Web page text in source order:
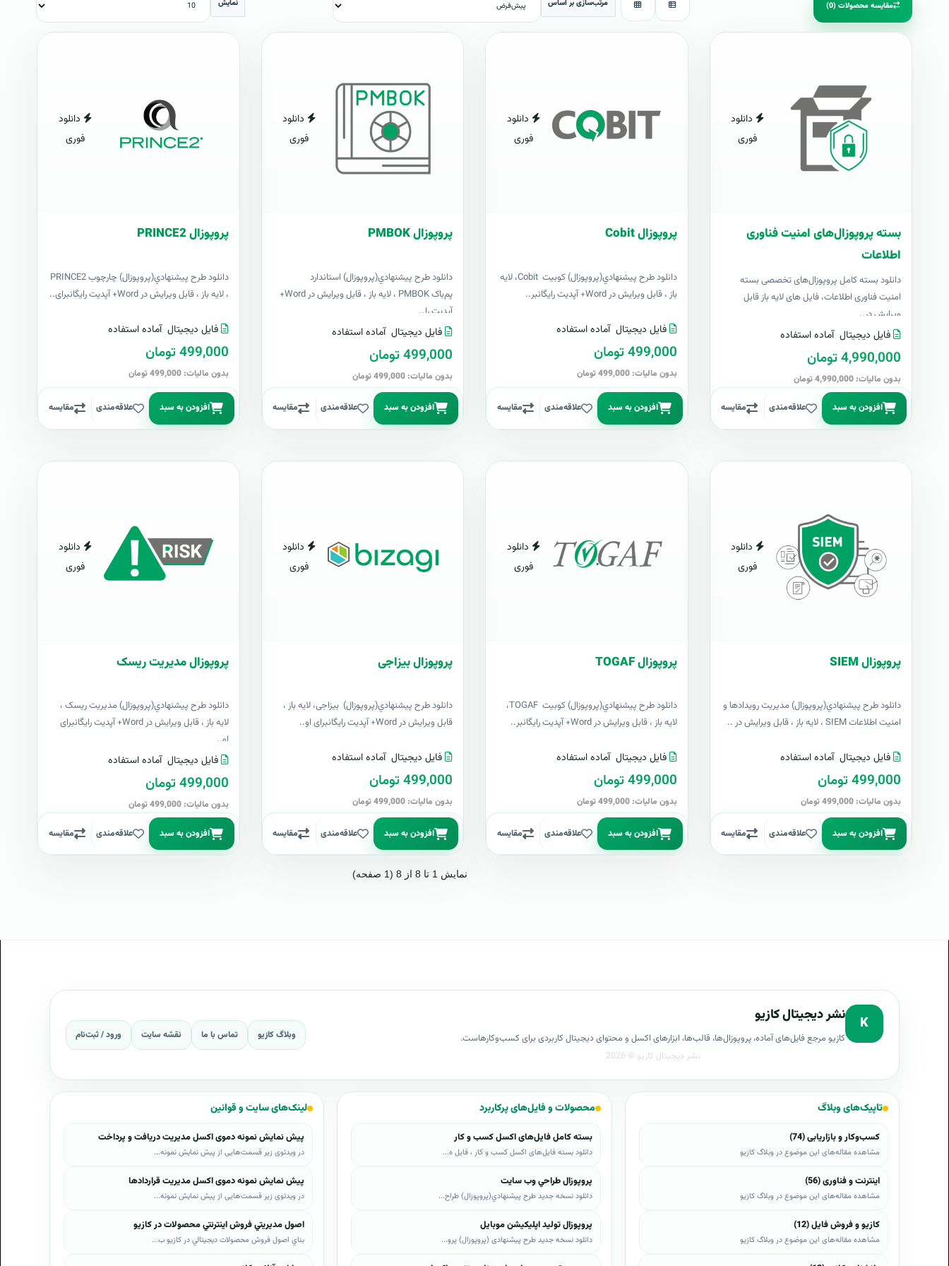
مقایسه محصولات (0) مرتب‌سازی بر اساس نمایش
دانلود
فوری
بسته پروپوزال‌های امنیت فناوری
اطلاعات
دانلود بسته کامل پروپوزال‌های تخصصی بسته
امنیت فناوری اطلاعات، فایل های لایه باز قابل
ویرایش در..
فایل دیجیتال آماده استفاده
4,990,000 تومان
بدون مالیات: 4,990,000 تومان
افزودن به سبد علاقه‌مندی مقایسه
دانلود
فوری
پروپوزال Cobit
دانلود طرح پيشنهادي(پروپوزال) کوبیت Cobit، لایه
باز ، قابل ویرایش در Word+ آپدیت رایگانبر..
فایل دیجیتال آماده استفاده
499,000 تومان
بدون مالیات: 499,000 تومان
افزودن به سبد علاقه‌مندی مقایسه
دانلود
فوری
پروپوزال PMBOK
دانلود طرح پيشنهادي(پروپوزال) استاندارد
پم‌باک PMBOK ، لایه باز ، قابل ویرایش در Word+
آپدیت را..
فایل دیجیتال آماده استفاده
499,000 تومان
بدون مالیات: 499,000 تومان
افزودن به سبد علاقه‌مندی مقایسه
دانلود
فوری
پروپوزال PRINCE2
دانلود طرح پيشنهادي(پروپوزال) چارچوب PRINCE2
، لایه باز ، قابل ویرایش در Word+ آپدیت رایگانبرای..
فایل دیجیتال آماده استفاده
499,000 تومان
بدون مالیات: 499,000 تومان
افزودن به سبد علاقه‌مندی مقایسه
دانلود
فوری
پروپوزال SIEM
دانلود طرح پيشنهادي(پروپوزال) مدیریت رویدادها و
امنیت اطلاعات SIEM ، لایه باز ، قابل ویرایش در ..
فایل دیجیتال آماده استفاده
499,000 تومان
بدون مالیات: 499,000 تومان
افزودن به سبد علاقه‌مندی مقایسه
دانلود
فوری
پروپوزال TOGAF
دانلود طرح پيشنهادي(پروپوزال) کوبیت TOGAF،
لایه باز ، قابل ویرایش در Word+ آپدیت رایگانبر..
فایل دیجیتال آماده استفاده
499,000 تومان
بدون مالیات: 499,000 تومان
افزودن به سبد علاقه‌مندی مقایسه
دانلود
فوری
پروپوزال بیزاجی
دانلود طرح پيشنهادي(پروپوزال) بیزاجی، لایه باز ،
قابل ویرایش در Word+ آپدیت رایگانبرای او..
فایل دیجیتال آماده استفاده
499,000 تومان
بدون مالیات: 499,000 تومان
افزودن به سبد علاقه‌مندی مقایسه
دانلود
فوری
پروپوزال مدیریت ریسک
دانلود طرح پيشنهادي(پروپوزال) مدیریت ریسک ،
لایه باز ، قابل ویرایش در Word+ آپدیت رایگانبرای
او..
فایل دیجیتال آماده استفاده
499,000 تومان
بدون مالیات: 499,000 تومان
افزودن به سبد علاقه‌مندی مقایسه
نمایش 1 تا 8 از 8 (1 صفحه)
K نشر دیجیتال کازیو
کازیو مرجع فایل‌های آماده، پروپوزال‌ها، قالب‌ها، ابزارهای اکسل و محتوای دیجیتال کاربردی برای کسب‌وکارهاست. وبلاگ کازیو تماس با ما نقشه سایت ورود / ثبت‌نام
تاپیک‌های وبلاگ
کسب‌وکار و بازاریابی (74)
مشاهده مقاله‌های این موضوع در وبلاگ کازیو
اینترنت و فناوری (56)
مشاهده مقاله‌های این موضوع در وبلاگ کازیو
کازیو و فروش فایل (12)
مشاهده مقاله‌های این موضوع در وبلاگ کازیو
محصولات و فایل‌های پرکاربرد
بسته کامل فایل‌های اکسل کسب و کار
دانلود بسته فایل‌های اکسل کسب و کار ، فایل ه...
پروپوزال طراحي وب سايت
دانلود نسخه جدید طرح پيشنهادي(پروپوزال) طراح...
پروپوزال تولید اپلیکیشن موبایل
دانلود نسخه جدید طرح پیشنهادی (پروپوزال) پرو...
لینک‌های سایت و قوانین
پیش نمایش نمونه دموی اکسل مدیریت دریافت و پرداخت
در ویدئوی زیر قسمت‌هایی از پیش نمایش نمونه...
پیش نمایش نمونه دموی اکسل مدیریت قراردادها
در ویدئوی زیر قسمت‌هایی از پیش نمایش نمونه...
اصول مديريتي فروش اينترنتي محصولات در کازيو
بناي اصول فروش محصولات ديجيتالي در کازيو ب...